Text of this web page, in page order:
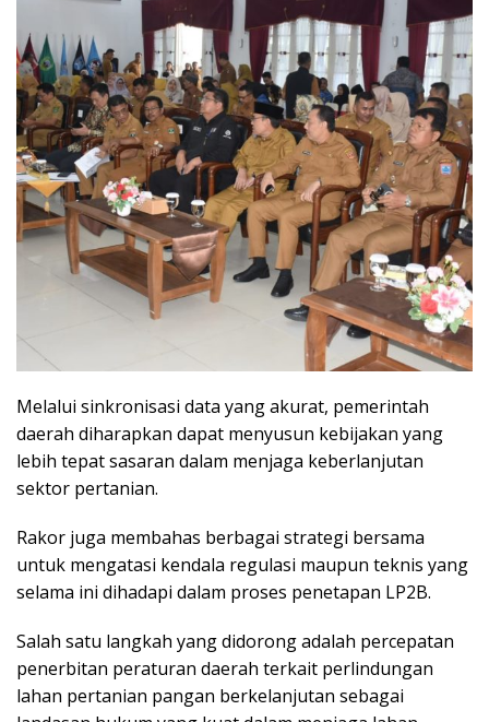
Melalui sinkronisasi data yang akurat, pemerintah
daerah diharapkan dapat menyusun kebijakan yang
lebih tepat sasaran dalam menjaga keberlanjutan
sektor pertanian.
Rakor juga membahas berbagai strategi bersama
untuk mengatasi kendala regulasi maupun teknis yang
selama ini dihadapi dalam proses penetapan LP2B.
Salah satu langkah yang didorong adalah percepatan
penerbitan peraturan daerah terkait perlindungan
lahan pertanian pangan berkelanjutan sebagai